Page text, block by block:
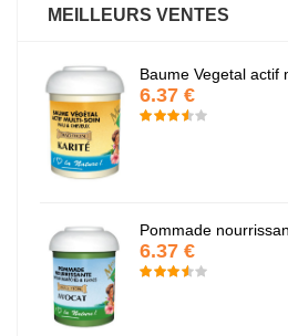
MEILLEURS VENTES
Baume Vegetal actif
6.37 €
Pommade
6.37 €